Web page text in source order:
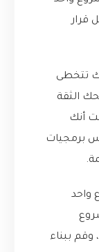
قرار
تتخطى
الثقة
أنك
برمجيات
واحد
وقم ببناء